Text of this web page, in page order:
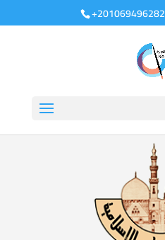
+201069496282